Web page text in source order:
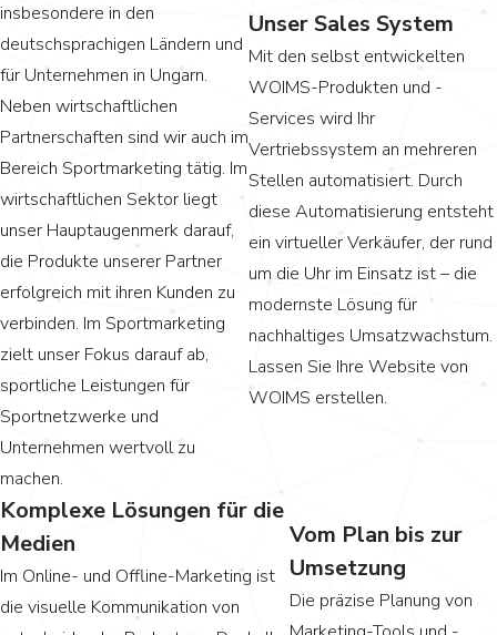
insbesondere in den
deutschsprachigen Ländern und
für Unternehmen in Ungarn.
Neben wirtschaftlichen
Partnerschaften sind wir auch im
Bereich Sportmarketing tätig. Im
wirtschaftlichen Sektor liegt
unser Hauptaugenmerk darauf,
die Produkte unserer Partner
erfolgreich mit ihren Kunden zu
verbinden. Im Sportmarketing
zielt unser Fokus darauf ab,
sportliche Leistungen für
Sportnetzwerke und
Unternehmen wertvoll zu
machen.
Unser Sales System
Mit den selbst entwickelten
WOIMS-Produkten und -
Services wird Ihr
Vertriebssystem an mehreren
Stellen automatisiert. Durch
diese Automatisierung entsteht
ein virtueller Verkäufer, der rund
um die Uhr im Einsatz ist – die
modernste Lösung für
nachhaltiges Umsatzwachstum.
Lassen Sie Ihre Website von
WOIMS erstellen.
Komplexe Lösungen für die
Medien
Im Online- und Offline-Marketing ist
die visuelle Kommunikation von
Vom Plan bis zur
Umsetzung
Die präzise Planung von